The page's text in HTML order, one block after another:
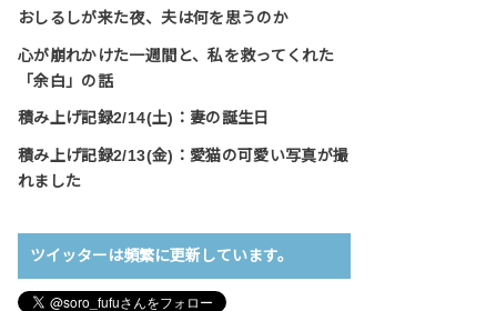
おしるしが来た夜、夫は何を思うのか
心が崩れかけた一週間と、私を救ってくれた
「余白」の話
積み上げ記録2/14(土)：妻の誕生日
積み上げ記録2/13(金)：愛猫の可愛い写真が撮
れました
ツイッターは頻繁に更新しています。